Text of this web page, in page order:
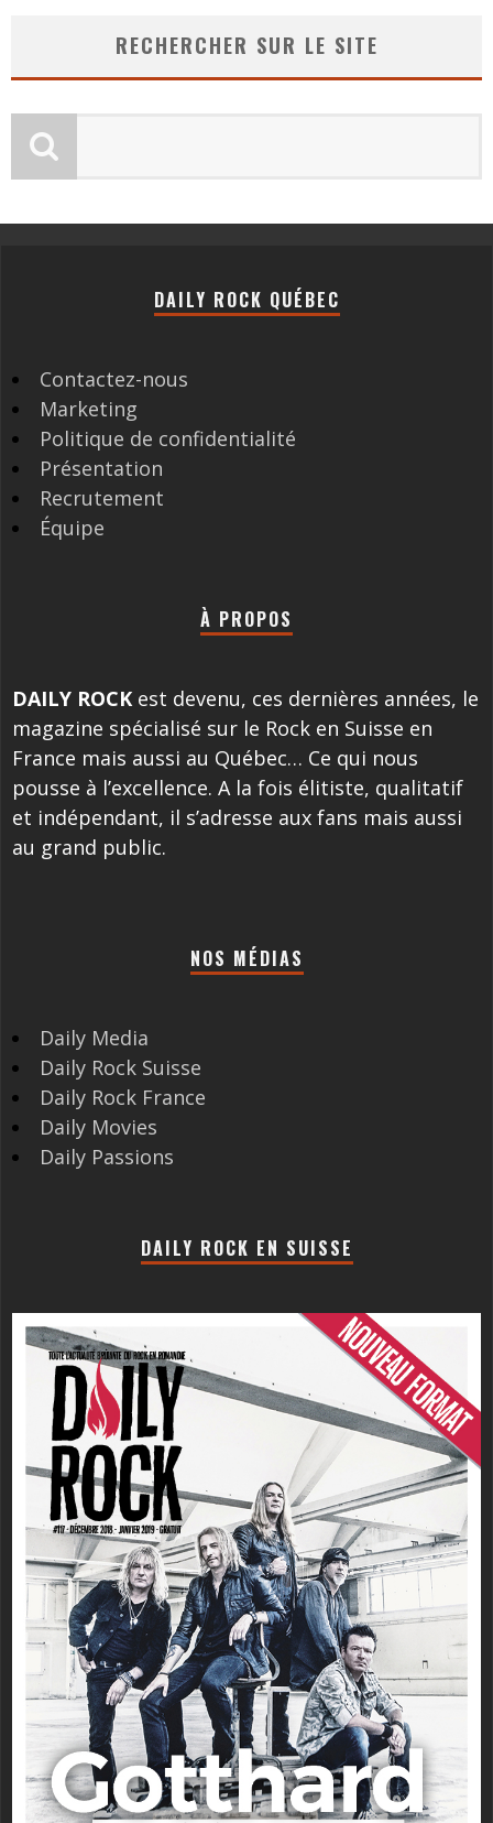
RECHERCHER SUR LE SITE
DAILY ROCK QUÉBEC
Contactez-nous
Marketing
Politique de confidentialité
Présentation
Recrutement
Équipe
À PROPOS
DAILY ROCK est devenu, ces dernières années, le
magazine spécialisé sur le Rock en Suisse en
France mais aussi au Québec… Ce qui nous
pousse à l’excellence. A la fois élitiste, qualitatif
et indépendant, il s’adresse aux fans mais aussi
au grand public.
NOS MÉDIAS
Daily Media
Daily Rock Suisse
Daily Rock France
Daily Movies
Daily Passions
DAILY ROCK EN SUISSE